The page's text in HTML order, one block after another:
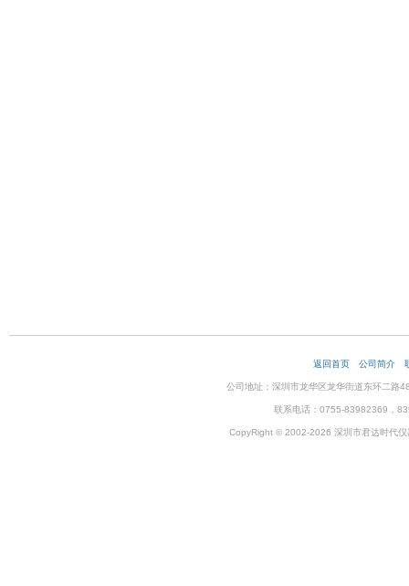
返回首页 公司简介
公司地址：深圳市龙华区龙华街道东环二
联系电话：0755-83982369，
CopyRight © 2002-2026 深圳市君达时代